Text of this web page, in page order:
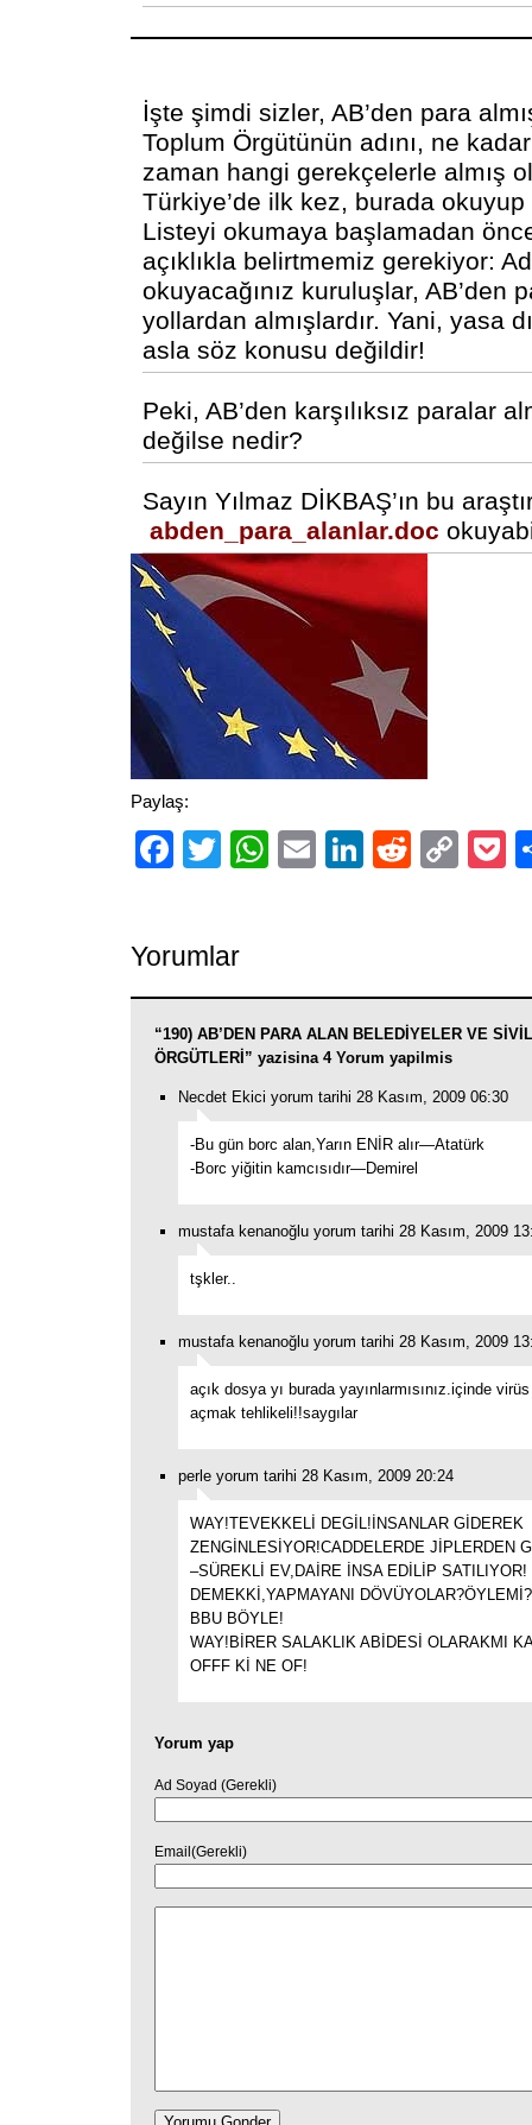
İşte şimdi sizler, AB’den para
Toplum Örgütünün adını, ne
zaman hangi gerekçelerle almış
Türkiye’de ilk kez, burada
Listeyi okumaya başlamadan
açıklıkla belirtmemiz gerekiyor:
okuyacağınız kuruluşlar, AB’den
yollardan almışlardır. Yani, yasa
asla söz konusu değildir!
Peki, AB’den karşılıksız paralar
değilse nedir?
Sayın Yılmaz DİKBAŞ’ın bu
abden_para_alanlar.doc
Paylaş:
Facebook
TwitterWhatsApp
EmailLinkedIn
Reddit
Yorumlar
“190) AB’DEN PARA ALAN BELEDİYELER VE
ÖRGÜTLERİ” yazisina 4 Yorum yapilmis
Necdet Ekici yorum tarihi 28 Kasım, 2009 06:30
-Bu gün borc alan,Yarın ENİR alır—Atatürk
-Borc yiğitin kamcısıdır—Demirel
mustafa kenanoğlu yorum tarihi 28 Kasım, 2009
tşkler..
mustafa kenanoğlu yorum tarihi 28 Kasım, 2009
açık dosya yı burada yayınlarmısınız.içinde
açmak tehlikeli!!saygılar
perle yorum tarihi 28 Kasım, 2009 20:24
WAY!TEVEKKELİ DEGİL!İNSANLAR GİDEREK
ZENGİNLESİYOR!CADDELERDE JİPLERDEN
–SÜREKLİ EV,DAİRE İNSA EDİLİP SATILIYOR!
DEMEKKİ,YAPMAYANI
BBU BÖYLE!
WAY!BİRER SALAKLIK ABİDESİ OLARAKMI
OFFF Kİ NE OF!
Yorum yap
Ad Soyad (Gerekli)
Email(Gerekli)